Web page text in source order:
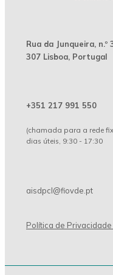
Rua da Junqueira, n.º
307 Lisboa, Portugal
+351 217 991 550
(chamada para a rede
dias úteis, 9:30 - 17:30
aisdpcl@fiovde.pt
Política de